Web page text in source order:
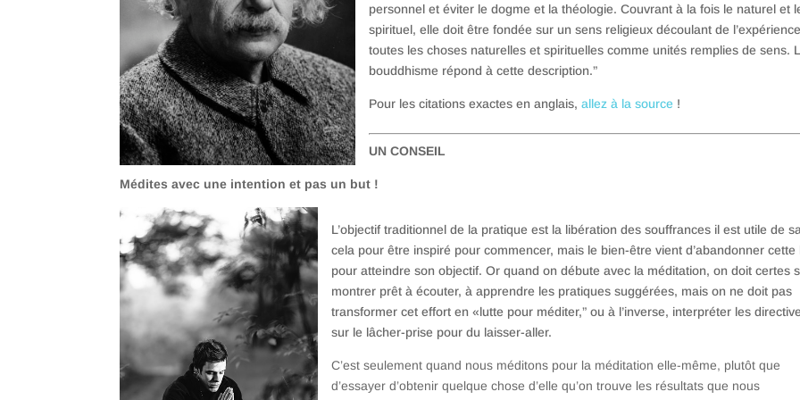
personnel et éviter le dogme et la théologie. Couvrant à la fois le naturel et
spirituel, elle doit être fondée sur un sens religieux découlant de
toutes les choses naturelles et spirituelles comme unités remplies de sens.
bouddhisme répond à cette description.”
Pour les citations exactes en anglais,allez à la source !
UN CONSEIL
Médites avec une intention et pas un but !
L’objectif traditionnel de la pratique est la libération des souffrances il est utile de
cela pour être inspiré pour commencer, mais le bien-être vient d’abandonner cette
pour atteindre son objectif. Or quand on débute avec la méditation, on doit certes
montrer prêt à écouter, à apprendre les pratiques suggérées, mais on ne doit pas
transformer cet effort en «lutte pour méditer,” ou à l’inverse, interpréter les
sur le lâcher-prise pour du laisser-aller.
C’est seulement quand nous méditons pour la méditation elle-même, plutôt que
d’essayer d’obtenir quelque chose d’elle qu’on trouve les résultats que nous